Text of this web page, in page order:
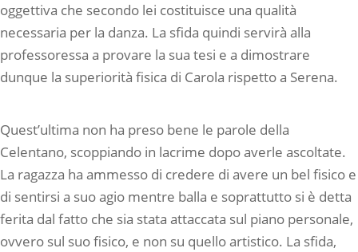
oggettiva che secondo lei costituisce una qualità
necessaria per la danza. La sfida quindi servirà alla
professoressa a provare la sua tesi e a dimostrare
dunque la superiorità fisica di Carola rispetto a Serena.
Quest’ultima non ha preso bene le parole della
Celentano, scoppiando in lacrime dopo averle ascoltate.
La ragazza ha ammesso di credere di avere un bel fisico e
di sentirsi a suo agio mentre balla e soprattutto si è detta
ferita dal fatto che sia stata attaccata sul piano personale,
ovvero sul suo fisico, e non su quello artistico. La sfida,